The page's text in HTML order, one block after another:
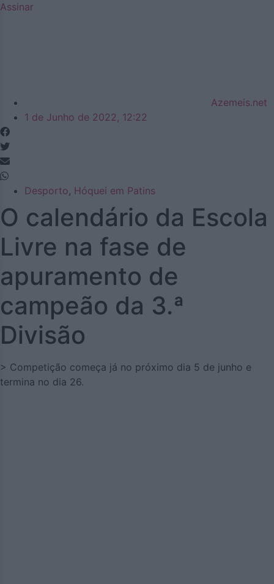
Assinar
Azemeis.net
1 de Junho de 2022, 12:22
Desporto, Hóquei em Patins
O calendário da Escola
Livre na fase de
apuramento de
campeão da 3.ª
Divisão
> Competição começa já no próximo dia 5 de junho e
termina no dia 26.